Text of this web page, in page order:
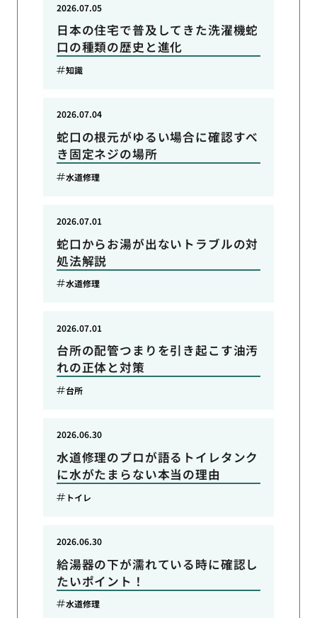
日本の住宅で普及してきた洗濯機蛇
口の種類の歴史と進化
2026.07.05
知識
蛇口の根元がゆるい場合に確認すべ
き固定ネジの場所
2026.07.04
水道修理
蛇口からお湯が出ないトラブルの対
処法解説
2026.07.01
水道修理
台所の配管つまりを引き起こす油汚
れの正体と対策
2026.07.01
台所
水道修理のプロが語るトイレタンク
に水がたまらない本当の理由
2026.06.30
トイレ
給湯器の下が濡れている時に確認し
たいポイント！
2026.06.30
水道修理